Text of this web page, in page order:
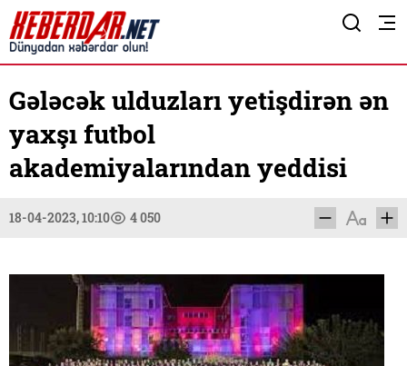
Gələcək ulduzları yetişdirən ən
yaxşı futbol
akademiyalarından yeddisi
18-04-2023, 10:10 4 050